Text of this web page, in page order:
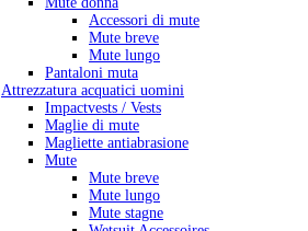
Accessori di mute
Mute breve
Mute lungo
Pantaloni muta
Attrezzatura acquatici uomini
Impactvests / Vests
Maglie di mute
Magliette antiabrasione
Mute
Mute breve
Mute lungo
Mute stagne